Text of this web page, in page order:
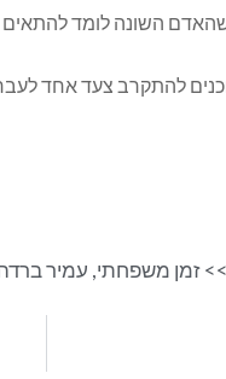
השונה לומד להתאים
להתקרב צעד אחד
זמן משפחתי, עמיר